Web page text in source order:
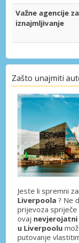
Važne agencije za
iznajmljivanje
Zašto unajmiti
Jeste li spremni
Liverpoola ? Ne
prijevoza
ovaj
u Liverpoolu
putovanje